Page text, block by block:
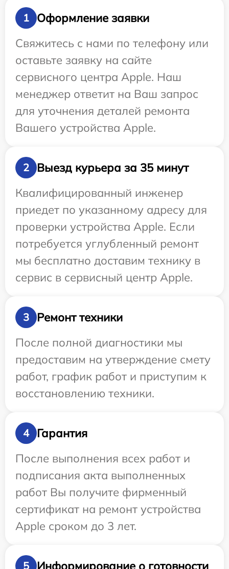
1
Оформление заявки
Свяжитесь с нами по телефону или
оставьте заявку на сайте
сервисного центра Apple. Наш
менеджер ответит на Ваш запрос
для уточнения деталей ремонта
Вашего устройства Apple.
2
Выезд курьера за 35 минут
Квалифицированный инженер
приедет по указанному адресу для
проверки устройства Apple. Если
потребуется углубленный ремонт
мы бесплатно доставим технику в
сервис в сервисный центр Apple.
3
Ремонт техники
После полной диагностики мы
предоставим на утверждение смету
работ, график работ и приступим к
восстановлению техники.
4
Гарантия
После выполнения всех работ и
подписания акта выполненных
работ Вы получите фирменный
сертификат на ремонт устройства
Apple сроком до 3 лет.
5 Информирование о готовности